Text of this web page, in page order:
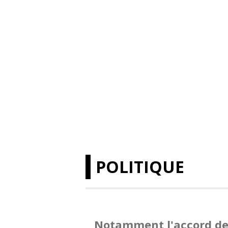
POLITIQUE
Notamment l'accord